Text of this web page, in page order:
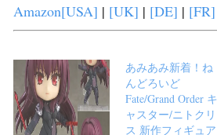
Amazon[USA] | [UK] | [DE] | [FR]
あみあみ新着！ね
んどろいど
Fate/Grand Order キ
ャスター/ニトクリ
ス 新作フィギュア